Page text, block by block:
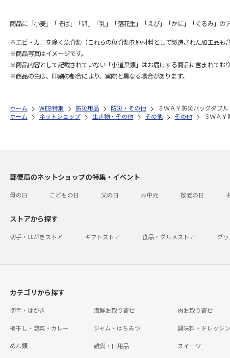
商品に「小麦」「そば」「卵」「乳」「落花生」「えび」「かに」「くるみ」の
※エビ・カニを除く魚介類（これらの魚介類を原材料として製造された加工品も
※商品写真はイメージです。
※商品内容として記載されていない「小道具類」はお届けする商品に含まれており
※商品の色は、印刷の都合により、実際と異なる場合があります。
ホーム WEB特集 防災用品 防災・その他
３ＷＡＹ防災バッグダブ
ホーム
ネットショップ 生き物・その他 その他 その他 ３ＷＡ
郵便局のネットショップの特集・イベント
母の日 こどもの日 父の日 お中元 敬老の日
ストアから探す
切手・はがきストア ギフトストア 食品・グルメストア グ
カテゴリから探す
切手・はがき 海鮮お取り寄せ 肉お取り寄せ
梅干し・惣菜・カレー ジャム・はちみつ 調味料・ドレッシ
めん類 雑貨・日用品 スイーツ